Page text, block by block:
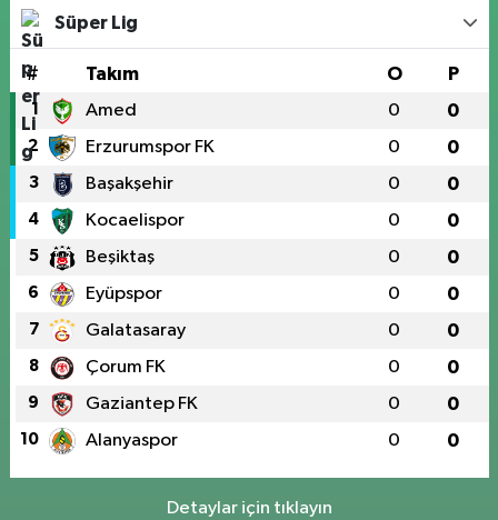
Süper Lig
# Takım O P
1 Amed 0 0
2 Erzurumspor FK 0 0
3 Başakşehir 0 0
4 Kocaelispor 0 0
5 Beşiktaş 0 0
6 Eyüpspor 0 0
7 Galatasaray 0 0
8 Çorum FK 0 0
9 Gaziantep FK 0 0
10 Alanyaspor 0 0
Detaylar için tıklayın